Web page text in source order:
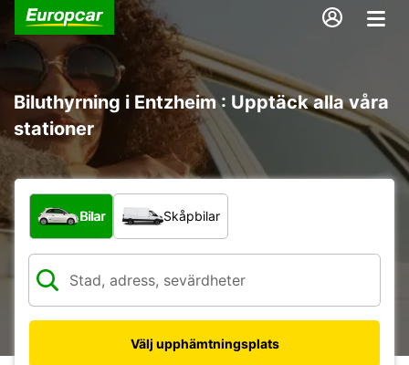
Biluthyrning i Entzheim : Upptäck alla våra
stationer
Vilken typ av fordon?
Bilar Skåpbilar
Välj upphämtningsplats